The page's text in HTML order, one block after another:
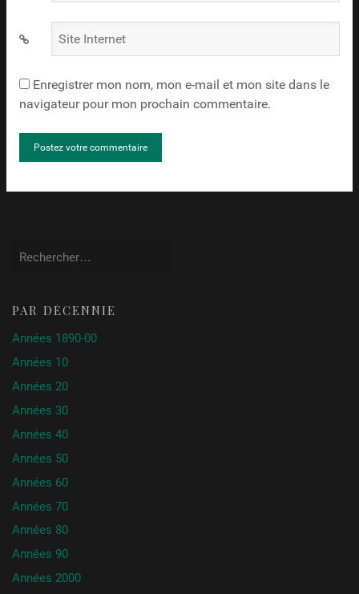
Site
Internet
Enregistrer mon nom, mon e-mail et mon site dans le
navigateur pour mon prochain commentaire.
PAR DÉCENNIE
Années 1890-00
Années 10
Années 20
Années 30
Années 40
Années 50
Années 60
Années 70
Années 80
Années 90
Années 2000